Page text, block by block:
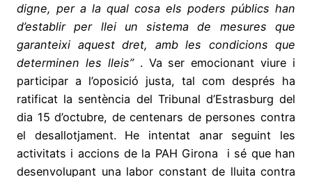
digne, per a la qual cosa els poders públics han
d’establir per llei un sistema de mesures que
garanteixi aquest dret, amb les condicions que
determinen les lleis” . Va ser emocionant viure i
participar a l’oposició justa, tal com després ha
ratificat la sentència del Tribunal d’Estrasburg del
dia 15 d’octubre, de centenars de persones contra
el desallotjament. He intentat anar seguint les
activitats i accions de la PAH Girona i sé que han
desenvolupant una labor constant de lluita contra